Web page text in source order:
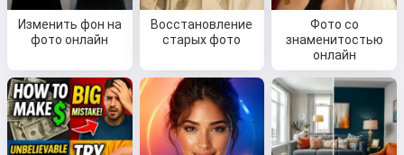
Изменить фон на
фото онлайн
Восстановление
старых фото
Фото со
знаменитостью
онлайн